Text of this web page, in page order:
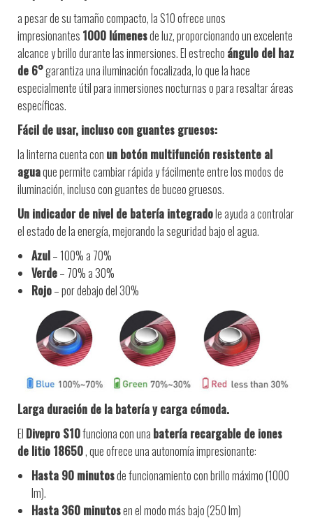
a pesar de su tamaño compacto, la S10 ofrece unos
impresionantes 1000 lúmenesde luz, proporcionando un excelente
alcance y brillo durante las inmersiones. El estrecho ángulo del haz
de 6°garantiza una iluminación focalizada, lo que la hace
especialmente útil para inmersiones nocturnas o para resaltar áreas
específicas.
Fácil de usar, incluso con guantes gruesos:
la linterna cuenta con un botón multifunción resistente al
aguaque permite cambiar rápida y fácilmente entre los modos de
iluminación, incluso con guantes de buceo gruesos.
Un indicador de nivel de batería integradole ayuda a controlar
el estado de la energía, mejorando la seguridad bajo el agua.
Azul– 100% a 70%
Verde– 70% a 30%
Rojo– por debajo del 30%
Larga duración de la batería y carga cómoda.
El Divepro S10funciona con una batería recargable de iones
de litio 18650, que ofrece una autonomía impresionante:
Hasta 90 minutosde funcionamiento con brillo máximo (1000
lm).
Hasta 360 minutosen el modo más bajo (250 lm)